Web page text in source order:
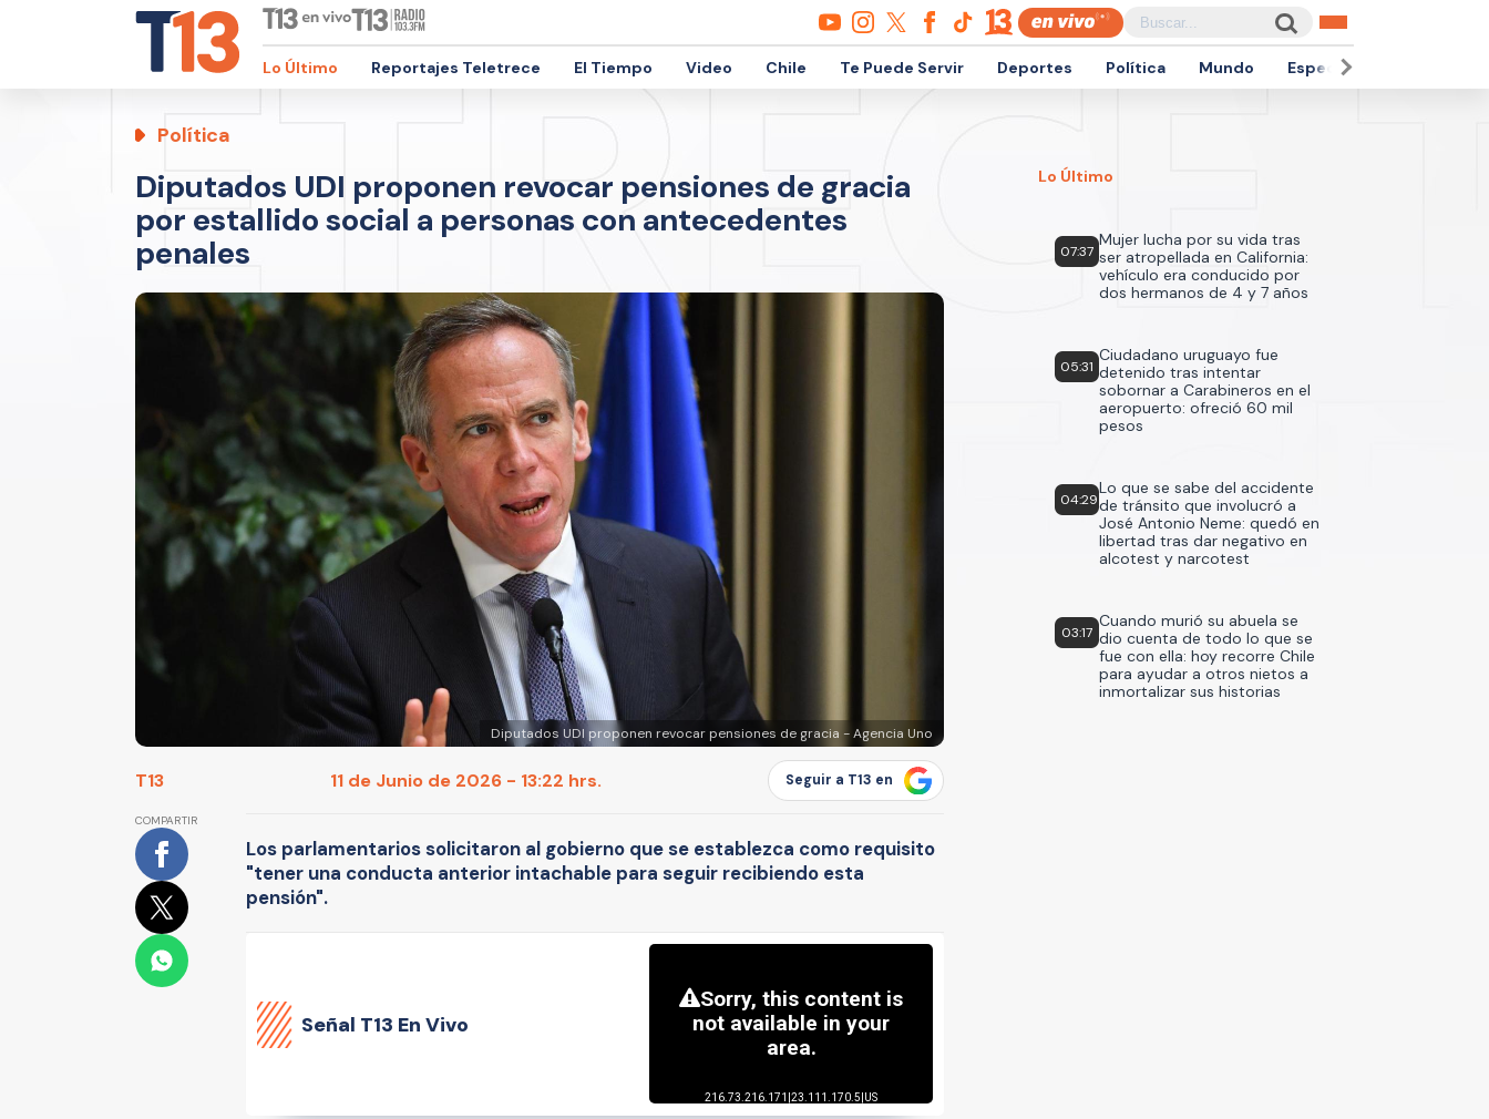
Lo Último Reportajes Teletrece El Tiempo Video Chile Te Puede Servir Deportes Política Mundo Espectáculos
Política
Diputados UDI proponen revocar pensiones de gracia
por estallido social a personas con antecedentes
penales
Diputados UDI proponen revocar pensiones de gracia - Agencia Uno
T13 11 de Junio de 2026 - 13:22 hrs. Seguir a T13 en
COMPARTIR
Los parlamentarios solicitaron al gobierno que se establezca como requisito
"tener una conducta anterior intachable para seguir recibiendo esta
pensión".
Señal T13 En Vivo
Lo Último
07:37
Mujer lucha por su vida tras
ser atropellada en California:
vehículo era conducido por
dos hermanos de 4 y 7 años
05:31
Ciudadano uruguayo fue
detenido tras intentar
sobornar a Carabineros en el
aeropuerto: ofreció 60 mil
pesos
04:29
Lo que se sabe del accidente
de tránsito que involucró a
José Antonio Neme: quedó en
libertad tras dar negativo en
alcotest y narcotest
03:17
Cuando murió su abuela se
dio cuenta de todo lo que se
fue con ella: hoy recorre Chile
para ayudar a otros nietos a
inmortalizar sus historias